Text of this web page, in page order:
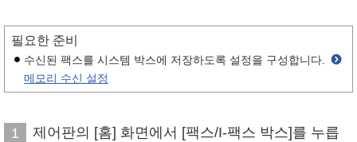
필요한 준비
수신된 팩스를 시스템 박스에 저장하도록 설정을 구성합니다.
메모리 수신 설정
1
제어판의 [홈] 화면에서 [팩스/I-팩스 박스]를 누릅